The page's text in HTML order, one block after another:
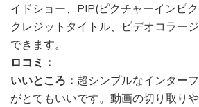
イドショー、PIP(ピクチャーインピク
クレジットタイトル、ビデオコラー
できます。
ロコミ：
いいところ： 超シンプルなインター
がとてもいいです。動画の切り取り